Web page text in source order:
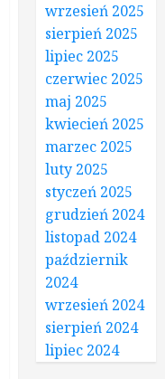
wrzesień 2025
sierpień 2025
lipiec 2025
czerwiec 2025
maj 2025
kwiecień 2025
marzec 2025
luty 2025
styczeń 2025
grudzień 2024
listopad 2024
październik
2024
wrzesień 2024
sierpień 2024
lipiec 2024